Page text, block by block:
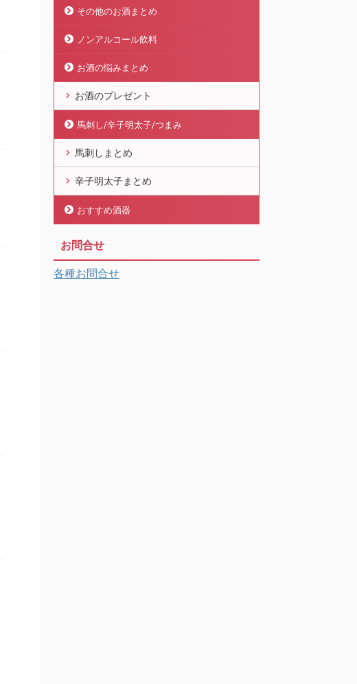
その他のお酒まとめ
ノンアルコール飲料
お酒の悩みまとめ
お酒のプレゼント
馬刺し/辛子明太子/つまみ
馬刺しまとめ
辛子明太子まとめ
おすすめ酒器
お問合せ
各種お問合せ